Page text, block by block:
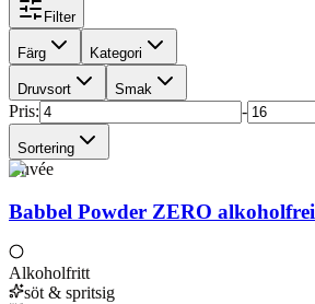
Filter
Färg Kategori
Druvsort Smak
Pris: -
Sortering
Cuvée
Babbel Powder ZERO alkoholfrei
Alkoholfritt
söt & spritsig